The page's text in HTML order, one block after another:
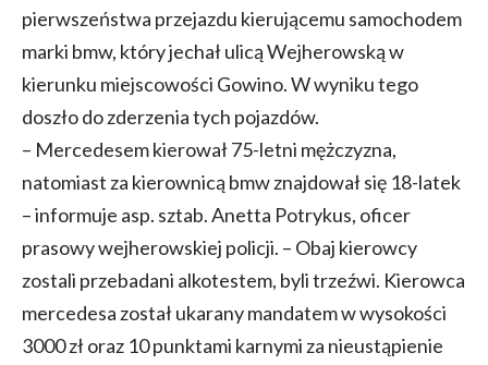
pierwszeństwa przejazdu kierującemu samochodem
marki bmw, który jechał ulicą Wejherowską w
kierunku miejscowości Gowino. W wyniku tego
doszło do zderzenia tych pojazdów.
– Mercedesem kierował 75-letni mężczyzna,
natomiast za kierownicą bmw znajdował się 18-latek
– informuje asp. sztab. Anetta Potrykus, oficer
prasowy wejherowskiej policji. – Obaj kierowcy
zostali przebadani alkotestem, byli trzeźwi. Kierowca
mercedesa został ukarany mandatem w wysokości
3000 zł oraz 10 punktami karnymi za nieustąpienie